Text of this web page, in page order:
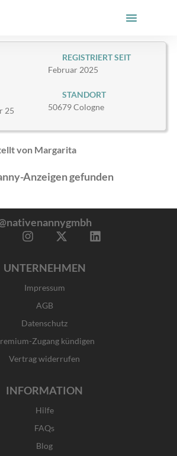
25
REGISTRIERT SEIT
Februar 2025
STANDORT
50679 Cologne
von Margarita
Anzeigen gefunden
I
t
a
g
a
m
X
w
i
t
e
r
L
UNTERNEHMEN
Impressum
AGB
Datenschutz
Zugang kündigen
Vertrag widerrufen
INFORMATION
Hilfe
FAQs
Blog